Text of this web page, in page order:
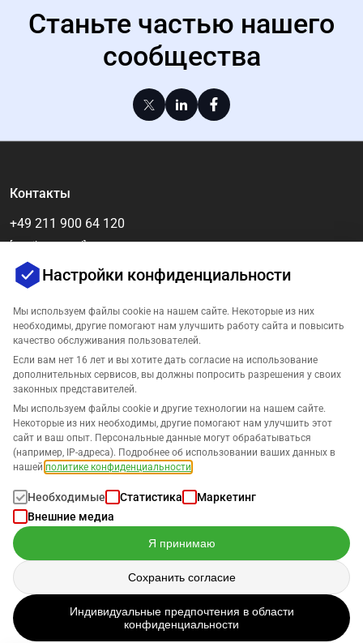
Станьте частью нашего
сообщества
Контакты
+49 211 900 64 120
[email protected]
Компания
Поддержка
Русский
Данные обрабатываются в соответствии с нашейПолитикой
конфиденциальности.
Настройки конфиденциальности
Мы используем файлы cookie на нашем сайте. Некоторые из них
необходимы, другие помогают нам улучшить работу сайта и повысить
качество обслуживания пользователей.
Если вам нет 16 лет и вы хотите дать согласие на использование
дополнительных сервисов, вы должны попросить разрешения у своих
законных представителей.
Мы используем файлы cookie и другие технологии на нашем сайте.
Некоторые из них необходимы, другие помогают нам улучшить этот
сайт и ваш опыт. Персональные данные могут обрабатываться
(например, IP-адреса). Подробнее об использовании ваших данных в
нашей политике конфиденциальности
Необходимые Статистика
Маркетинг
Внешние медиа
Я принимаю
Сохранить согласие
Индивидуальные предпочтения в области
конфиденциальности